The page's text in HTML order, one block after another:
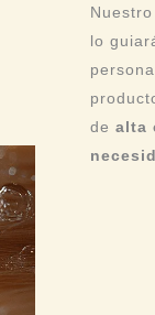
lo
de alta